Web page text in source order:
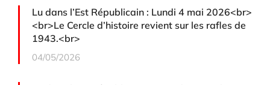
Lu dans l’Est Républicain : Lundi 4 mai 2026<br>
<br>Le Cercle d’histoire revient sur les rafles de
1943.<br>
04/05/2026